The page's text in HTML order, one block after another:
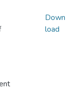
Down
load